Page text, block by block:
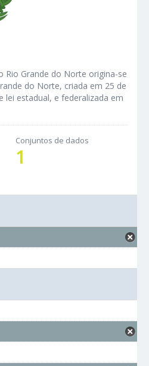
Rio Grande do Norte origina-se
do Norte, criada em 25 de
lei estadual, e federalizada em
Conjuntos de dados
1